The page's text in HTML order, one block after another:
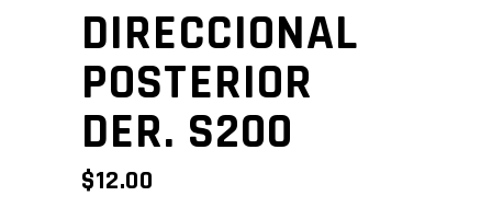
DIRECCIONAL
POSTERIOR
DER. S200
$12.00